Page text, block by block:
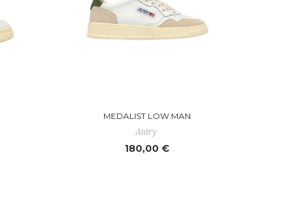
MEDALIST LOW MAN
Autry
180,00 €